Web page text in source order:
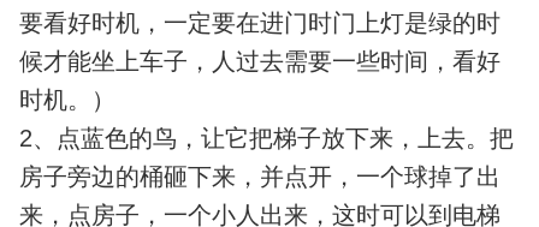
要看好时机，一定要在进门时门上灯是绿的时
候才能坐上车子，人过去需要一些时间，看好
时机。）
2、点蓝色的鸟，让它把梯子放下来，上去。把
房子旁边的桶砸下来，并点开，一个球掉了出
来，点房子，一个小人出来，这时可以到电梯